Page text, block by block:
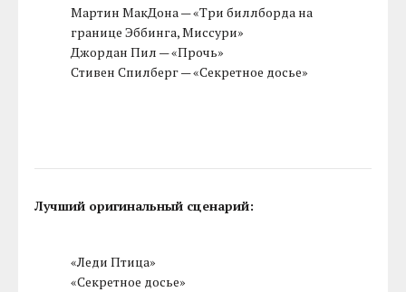
Мартин МакДона — «Три биллборда на
границе Эббинга, Миссури»
Джордан Пил — «Прочь»
Стивен Спилберг — «Секретное досье»
Лучший оригинальный сценарий:
«Леди Птица»
«Секретное досье»